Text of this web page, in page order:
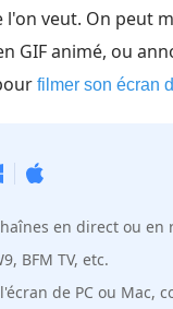
veut. On peut
animé, ou
filmer son écran
en direct ou en
BFM TV, etc.
de PC ou Mac,